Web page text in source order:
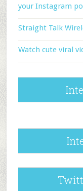
your Instagram
Straight Talk
Watch cute viral